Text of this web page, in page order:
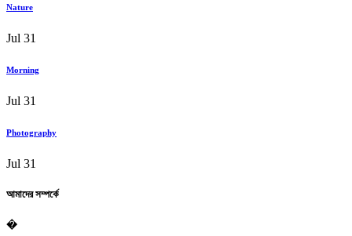
Nature
Jul 31
Morning
Jul 31
Photography
Jul 31
আমাদের সম্পর্কে
�